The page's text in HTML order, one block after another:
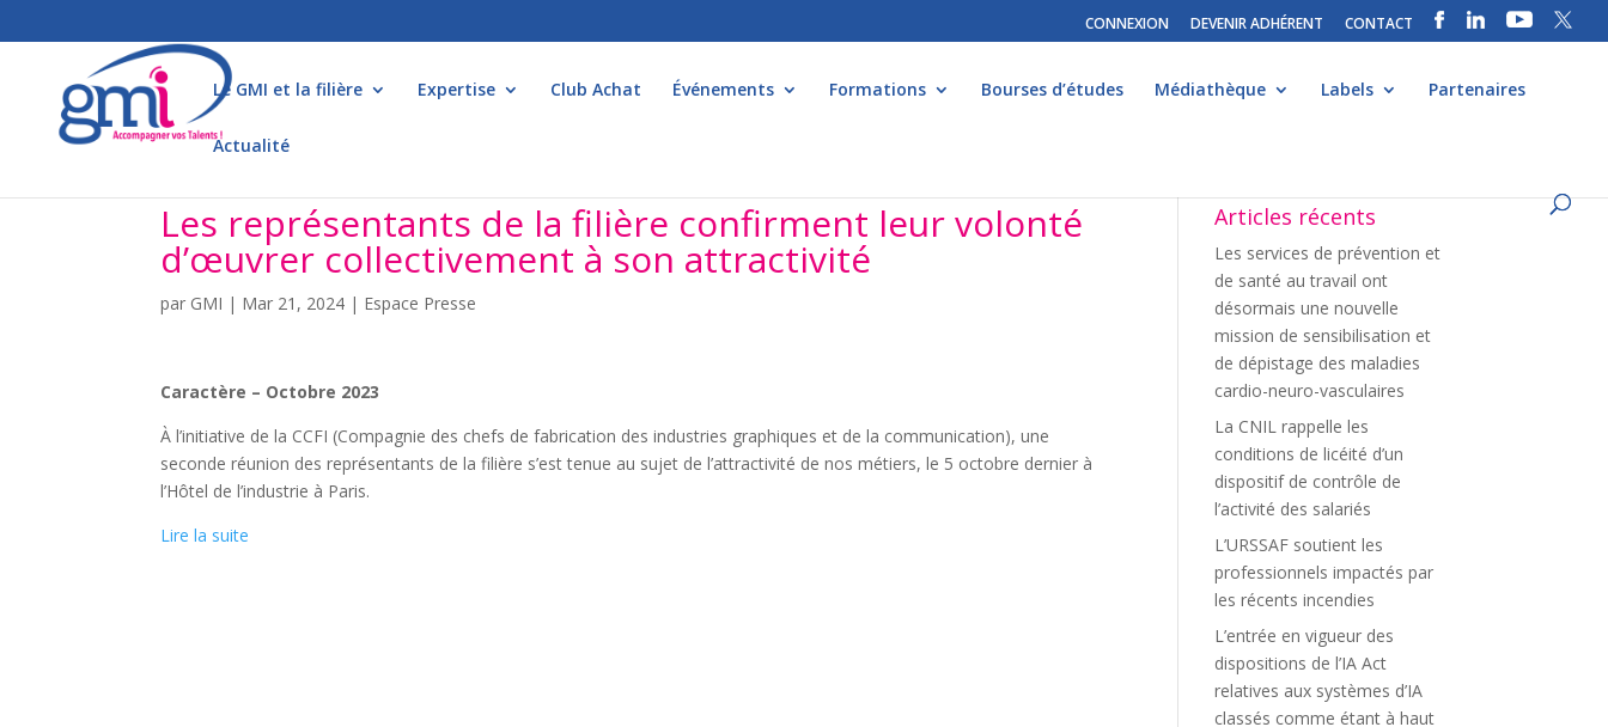
CONNEXION DEVENIR ADHÉRENT CONTACT
Le GMI et la filière Expertise Club Achat Événements Formations Bourses d’études Médiathèque Labels Partenaires
Actualité
Les représentants de la filière confirment leur volonté
d’œuvrer collectivement à son attractivité
par GMI | Mar 21, 2024 | Espace Presse
Caractère – Octobre 2023
À l’initiative de la CCFI (Compagnie des chefs de fabrication des industries graphiques et de la communication), une
seconde réunion des représentants de la filière s’est tenue au sujet de l’attractivité de nos métiers, le 5 octobre dernier à
l’Hôtel de l’industrie à Paris.
Lire la suite
Articles récents
Les services de prévention et
de santé au travail ont
désormais une nouvelle
mission de sensibilisation et
de dépistage des maladies
cardio-neuro-vasculaires
La CNIL rappelle les
conditions de licéité d’un
dispositif de contrôle de
l’activité des salariés
L’URSSAF soutient les
professionnels impactés par
les récents incendies
L’entrée en vigueur des
dispositions de l’IA Act
relatives aux systèmes d’IA
classés comme étant à haut